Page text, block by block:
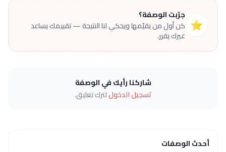
⭐
جرّبت الوصفة؟
كن أول من يقيّمها ويحكي لنا النتيجة — تقييمك يساعد
غيرك يقرر.
شاركنا رأيك في الوصفة
تسجيل الدخوللترك تعليق.
أحدث الوصفات